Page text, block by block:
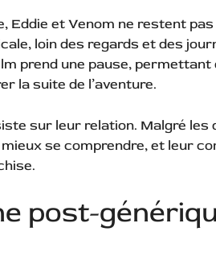
Eddie et Venom ne restent
loin des regards et des
prend une pause,
la suite de l’aventure.
sur leur relation. Malgré les
se comprendre, et leur
post-